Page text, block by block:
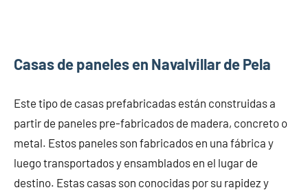
Casas de paneles en Navalvillar de Pela
Este tipo de casas prefabricadas están construidas a
partir de paneles pre-fabricados de madera, concreto o
metal. Estos paneles son fabricados en una fábrica y
luego transportados y ensamblados en el lugar de
destino. Estas casas son conocidas por su rapidez y